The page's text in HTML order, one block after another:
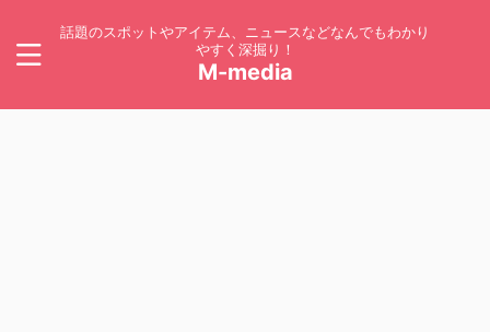
話題のスポットやアイテム、ニュースなどなんでもわかり
やすく深掘り！
M-media